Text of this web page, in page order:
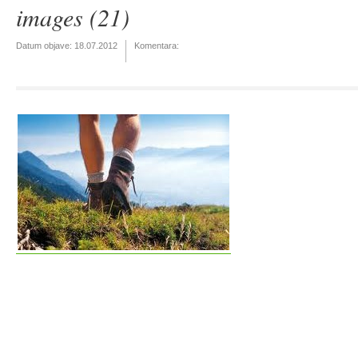
images (21)
Datum objave: 18.07.2012 Komentara: